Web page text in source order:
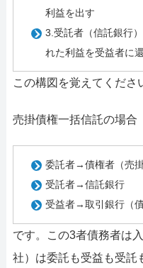
利益を出す
3.受託者（信託銀行
れた利益を受益者に
この構図を覚えてくださ
売掛債権一括信託の場合
委託者→債権者（売
受託者→信託銀行
受益者→取引銀行（
です。この3者債務者は
社）は委託も受益も受託